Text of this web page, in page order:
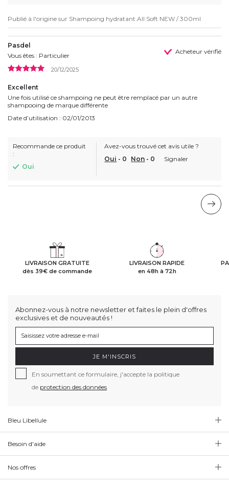
Publié à l'origine sur Shampoing hydratant All Soft NEW / 300ml
Pasdel
Vous êtes : Particulier
Acheteur vérifié
20/12/2025
Excellent
Une fois utilisé ce shampoing ne peut être remplacé par un autre
shampooing de marque différente
Date d’utilisation : 02/01/2013
Recommande ce produit
:
Oui
Avez-vous trouvé cet avis utile ?
Oui - 0 Non - 0 Signaler
LIVRAISON GRATUITE
dès 39€ de commande
LIVRAISON RAPIDE
en 48h à 72h
Abonnez-vous à notre newsletter et faites le plein d'offres
exclusives et de nouveautés !
JE M'INSCRIS
En soumettant ce formulaire, j'accepte la politique
de protection des données
Bleu Libellule
Besoin d'aide
Nos offres